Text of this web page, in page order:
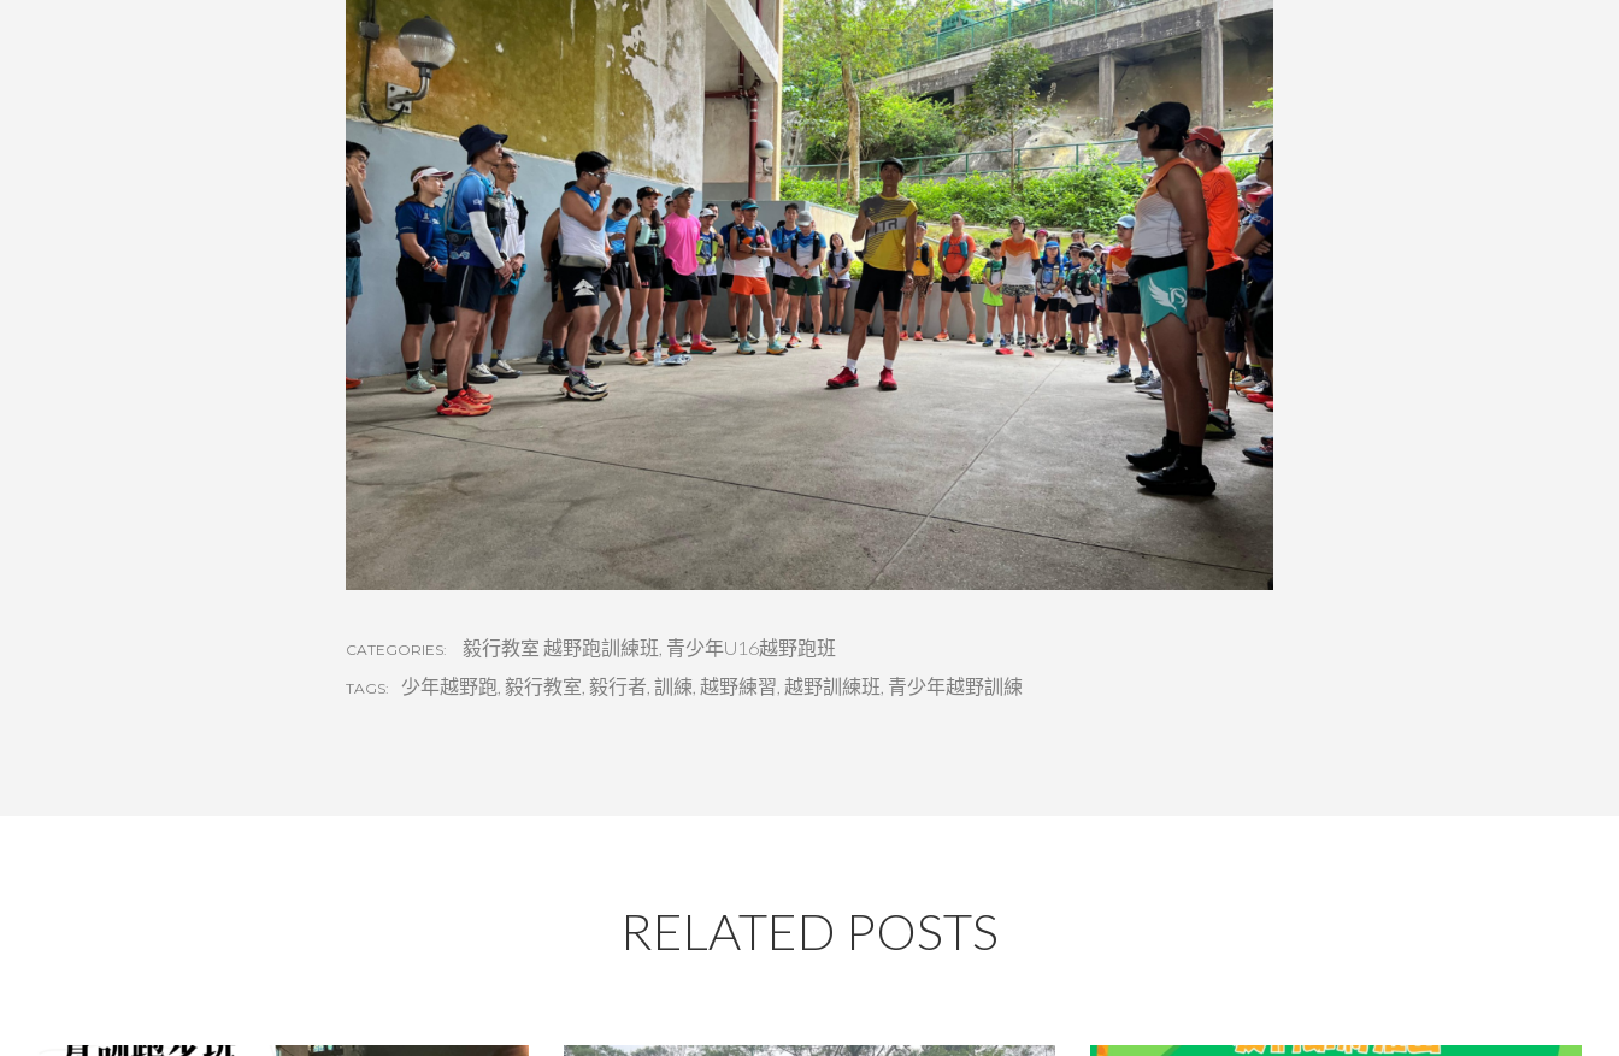
CATEGORIES: 毅行教室 越野跑訓練班 青少年U16越野跑班
TAGS: 少年越野跑 毅行教室 毅行者 訓練 越野練習 越野訓練班 青少年越野訓練
RELATED POSTS